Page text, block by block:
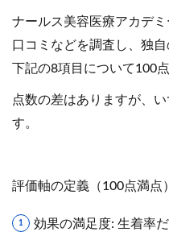
ナールス美容医療アカデ
口コミなどを調査し、独
下記の8項目について100
点数の差はありますが、
す。
評価軸の定義（100点満点）
効果の満足度: 生着率